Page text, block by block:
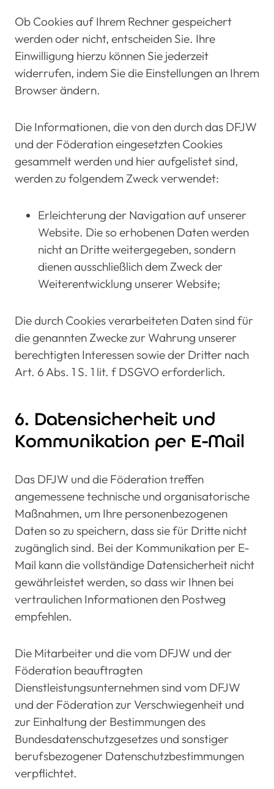
Ob Cookies auf Ihrem Rechner gespeichert
werden oder nicht, entscheiden Sie. Ihre
Einwilligung hierzu können Sie jederzeit
widerrufen, indem Sie die Einstellungen an Ihrem
Browser ändern.
Die Informationen, die von den durch das DFJW
und der Föderation eingesetzten Cookies
gesammelt werden und hier aufgelistet sind,
werden zu folgendem Zweck verwendet:
Erleichterung der Navigation auf unserer
Website. Die so erhobenen Daten werden
nicht an Dritte weitergegeben, sondern
dienen ausschließlich dem Zweck der
Weiterentwicklung unserer Website;
Die durch Cookies verarbeiteten Daten sind für
die genannten Zwecke zur Wahrung unserer
berechtigten Interessen sowie der Dritter nach
Art. 6 Abs. 1 S. 1 lit. f DSGVO erforderlich.
6. Datensicherheit und
Kommunikation per E-Mail
Das DFJW und die Föderation treffen
angemessene technische und organisatorische
Maßnahmen, um Ihre personenbezogenen
Daten so zu speichern, dass sie für Dritte nicht
zugänglich sind. Bei der Kommunikation per E-
Mail kann die vollständige Datensicherheit nicht
gewährleistet werden, so dass wir Ihnen bei
vertraulichen Informationen den Postweg
empfehlen.
Die Mitarbeiter und die vom DFJW und der
Föderation beauftragten
Dienstleistungsunternehmen sind vom DFJW
und der Föderation zur Verschwiegenheit und
zur Einhaltung der Bestimmungen des
Bundesdatenschutzgesetzes und sonstiger
berufsbezogener Datenschutzbestimmungen
verpflichtet.